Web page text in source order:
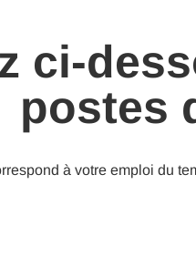
ci-
postes
à votre emploi du